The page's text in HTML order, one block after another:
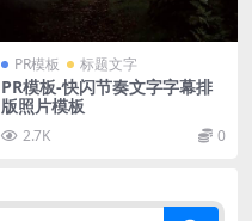
PR模板 标题文字
PR模板-快闪节奏文字字幕排
版照片模板
2.7K 0